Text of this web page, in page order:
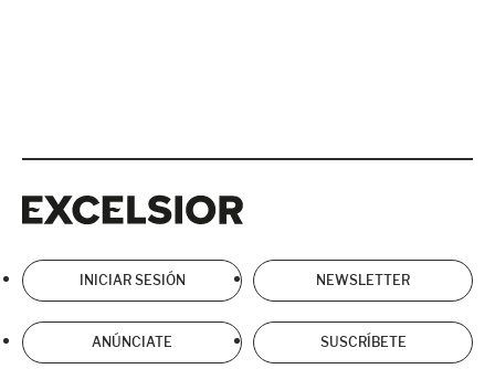
INICIAR SESIÓN NEWSLETTER
ANÚNCIATE SUSCRÍBETE